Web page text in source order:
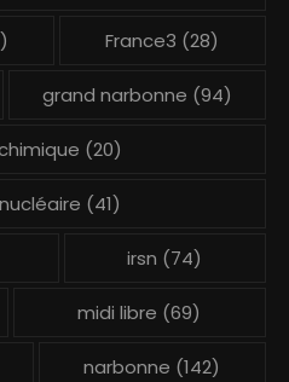
France3 (28)
grand narbonne (94)
(20)
(41)
irsn (74)
midi libre (69)
narbonne (142)